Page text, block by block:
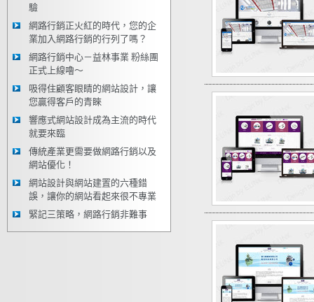
驗
網路行銷正火紅的時代，您的企
業加入網路行銷的行列了嗎？
網路行銷中心－益林事業 粉絲團
正式上線嚕～
吸得住顧客眼睛的網站設計，讓
您贏得客戶的青睞
響應式網站設計成為主流的時代
就要來臨
傳統產業更需要做網路行銷以及
網站優化！
網站設計與網站建置的六種錯
誤，讓你的網站看起來很不專業
緊記三策略，網路行銷非難事